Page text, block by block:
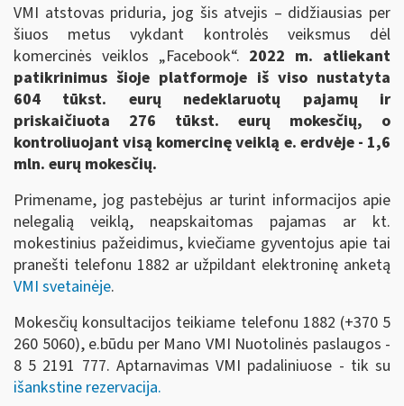
VMI atstovas priduria, jog šis atvejis – didžiausias per
šiuos metus vykdant kontrolės veiksmus dėl
komercinės veiklos „Facebook“. 2022 m. atliekant
patikrinimus šioje platformoje iš viso nustatyta
604 tūkst. eurų nedeklaruotų pajamų ir
priskaičiuota 276 tūkst. eurų mokesčių, o
kontroliuojant visą komercinę veiklą e. erdvėje - 1,6
mln. eurų mokesčių.
Primename, jog pastebėjus ar turint informacijos apie
nelegalią veiklą, neapskaitomas pajamas ar kt.
mokestinius pažeidimus, kviečiame gyventojus apie tai
pranešti telefonu 1882 ar užpildant elektroninę anketą
VMI svetainėje.
Mokesčių konsultacijos teikiame telefonu 1882 (+370 5
260 5060), e.būdu per Mano VMI Nuotolinės paslaugos -
8 5 2191 777. Aptarnavimas VMI padaliniuose - tik su
išankstine rezervacija.